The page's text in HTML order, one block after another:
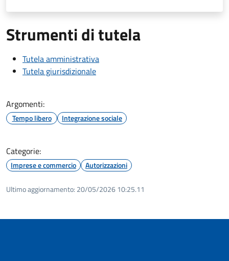
Strumenti di tutela
Tutela amministrativa
Tutela giurisdizionale
Argomenti:
Tempo libero Integrazione sociale
Categorie:
Imprese e commercio Autorizzazioni
Ultimo aggiornamento: 20/05/2026 10:25.11